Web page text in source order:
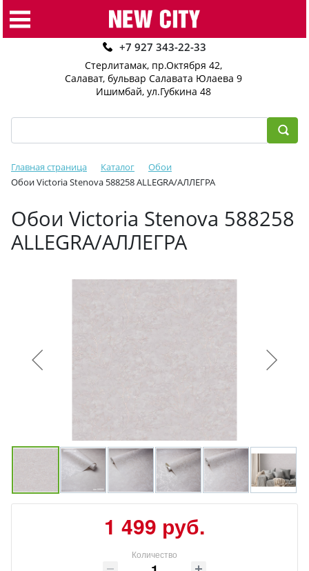
+7 927 343-22-33
Стерлитамак, пр.Октября 42,
Салават, бульвар Салавата Юлаева 9
Ишимбай, ул.Губкина 48
Главная страница Каталог
Обои
Обои Victoria Stenova 588258 ALLEGRA/АЛЛЕГРА
Обои Victoria Stenova 588258
ALLEGRA/АЛЛЕГРА
1 499 руб.
Количество